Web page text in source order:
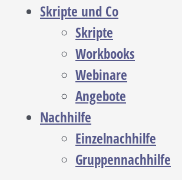
Skripte und Co
Skripte
Workbooks
Webinare
Angebote
Nachhilfe
Einzelnachhilfe
Gruppennachhilfe